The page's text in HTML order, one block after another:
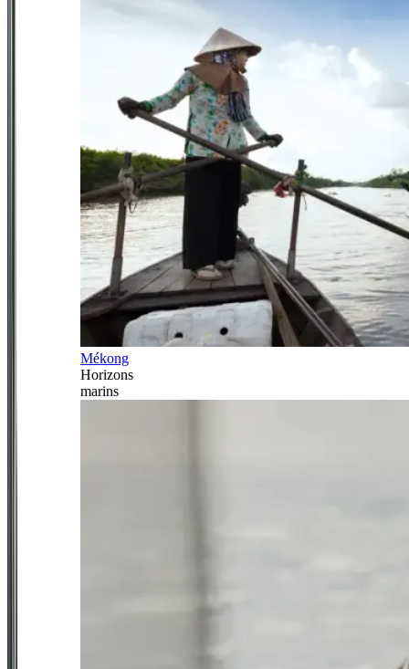
Mékong
Horizons
marins